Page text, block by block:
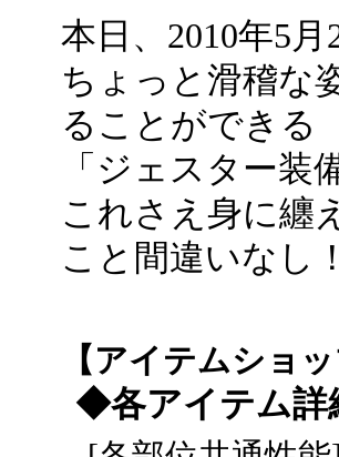
本日、2010年5
ちょっと滑稽な
ることができる
「ジェスター装
これさえ身に纏
こと間違いなし
【アイテムショ
◆各アイテム詳